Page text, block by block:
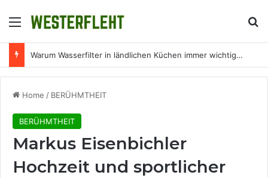
Menu
Warum Wasserfilter in ländlichen Küchen immer wichtiger werden
Home / BERÜHMTHEIT
BERÜHMTHEIT
Markus Eisenbichler
Hochzeit und sportlicher